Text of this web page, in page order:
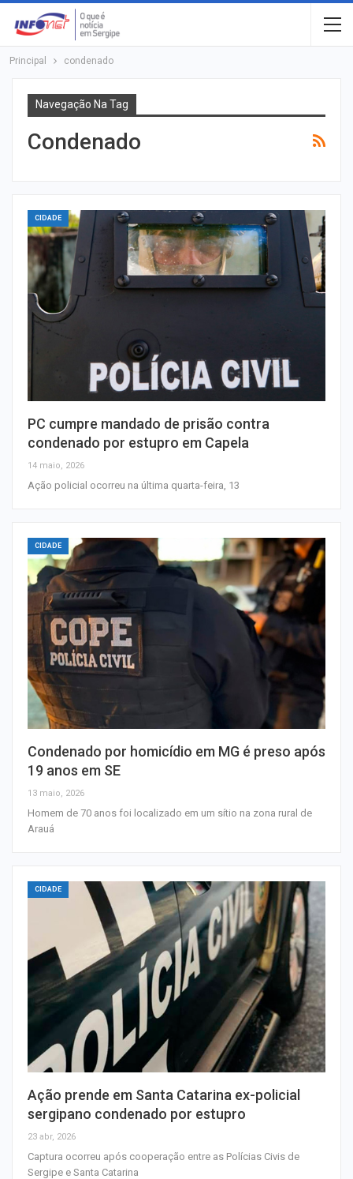
Principal condenado
Navegação Na Tag
Condenado
CIDADE
PC cumpre mandado de prisão contra
condenado por estupro em Capela
14 maio, 2026
Ação policial ocorreu na última quarta-feira, 13
CIDADE
Condenado por homicídio em MG é preso após
19 anos em SE
13 maio, 2026
Homem de 70 anos foi localizado em um sítio na zona rural de
Arauá
CIDADE
Ação prende em Santa Catarina ex-policial
sergipano condenado por estupro
23 abr, 2026
Captura ocorreu após cooperação entre as Polícias Civis de
Sergipe e Santa Catarina